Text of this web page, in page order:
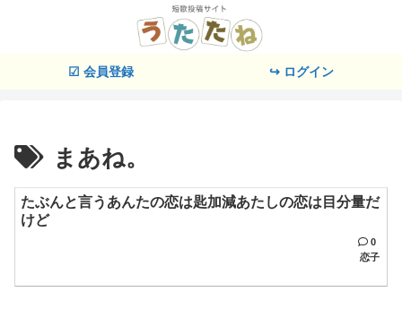
☑ 会員登録 ↪ ログイン
まあね。
たぶんと言うあんたの恋は匙加減あたしの恋は目分量だ
けど
0
恋子